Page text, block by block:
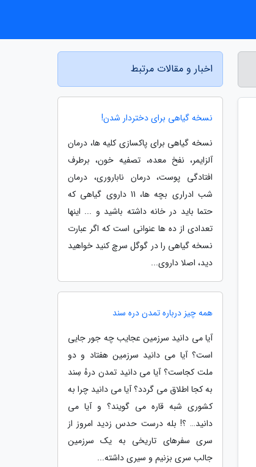
اخبار و مقالات مرتبط
نسخه گیاهی برای دختردار شدن!
نسخه گیاهی برای پاکسازی کلیه ها، درمان
آلزایمر، نفخ معده، تصفیه خون، برطرف
افتادگی پوست، درمان ناباروری، درمان
شب ادراری بچه ها، 11 داروی گیاهی که
حتما باید در خانه داشته باشید و ... اینها
تعدادی از ده ها عنوانی است که اگر عبارت
نسخه گیاهی را در گوگل سرچ کنید خواهید
دید، اصلا داروی...
همه چیز درباره تمدن دره سند
آیا می دانید سرزمین عجایب چه جور جایی
است؟ آیا می دانید سرزمین هفتاد و دو
ملت کجاست؟ آیا می دانید تمدن درهٔ سِند
به کجا اطلاق می گردد؟ آیا می دانید چرا به
کشوری شبه قاره می گویند؟ و آیا می
دانید… ؟! بله درست حدس زدید امروز از
سری سفرهای تاریخی به یک سرزمین
جالب سری بزنیم و سیری داشته...